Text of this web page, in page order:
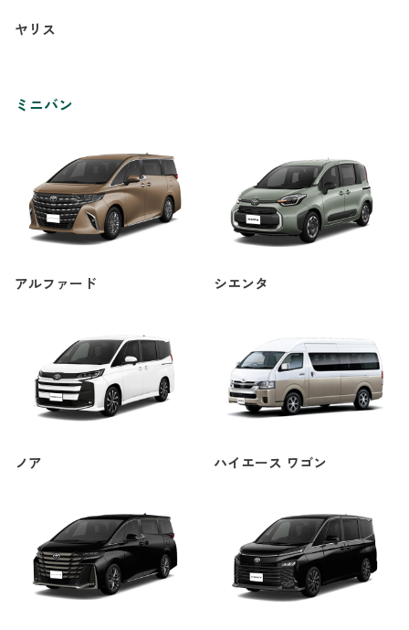
ヤリス
ミニバン
アルファード シエンタ
ノア ハイエース ワゴン